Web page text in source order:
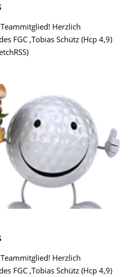
Herzlich
FGC ,Tobias Schütz (Hcp 4,9)
Herzlich
FGC ,Tobias Schütz (Hcp 4,9)